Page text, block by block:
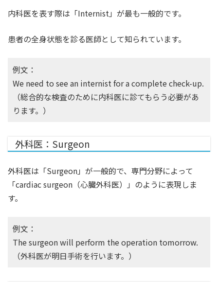
内科医を表す際は「Internist」が最も一般的です。
患者の全身状態を診る医師として知られています。
例文：
We need to see an internist for a complete check-up.
（総合的な検査のために内科医に診てもらう必要があ
ります。）
外科医：Surgeon
外科医は「Surgeon」が一般的で、専門分野によって
「cardiac surgeon（心臓外科医）」のように表現しま
す。
例文：
The surgeon will perform the operation tomorrow.
（外科医が明日手術を行います。）